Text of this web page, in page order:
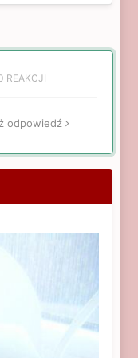
REAKCJI
odpowiedź